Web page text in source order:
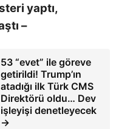
yaptı,
–
53 “evet” ile göreve
getirildi! Trump’ın
atadığı ilk Türk CMS
Direktörü oldu… Dev
işleyişi denetleyecek
→